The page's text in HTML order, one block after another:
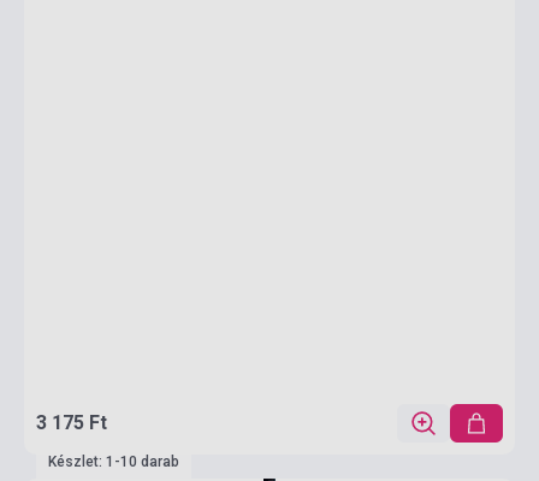
3 175 Ft
Készlet: 1-10 darab